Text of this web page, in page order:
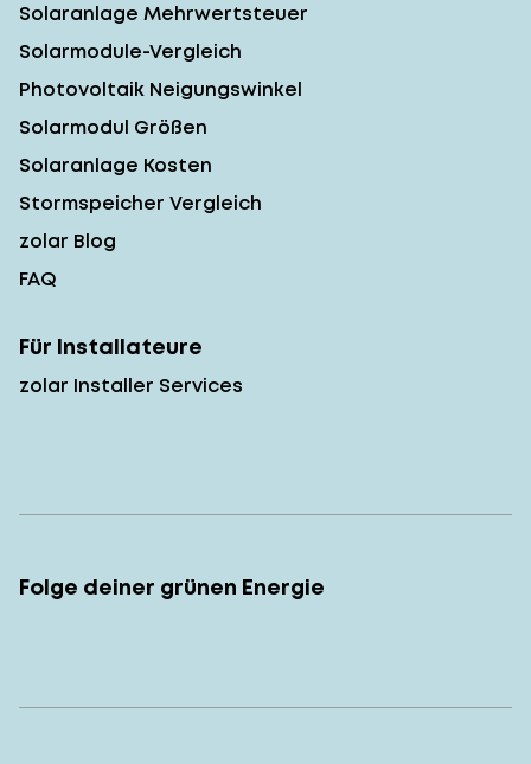
Solaranlage Mehrwertsteuer
Solarmodule-Vergleich
Photovoltaik Neigungswinkel
Solarmodul Größen
Solaranlage Kosten
Stormspeicher Vergleich
zolar Blog
FAQ
Für Installateure
zolar Installer Services
Folge deiner grünen Energie